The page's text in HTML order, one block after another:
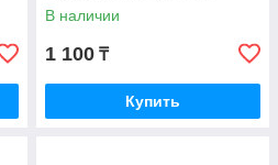
В наличии
1 100 ₸
Купить